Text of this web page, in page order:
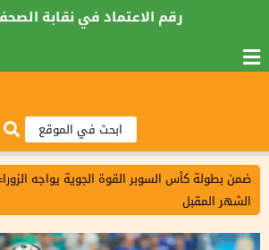
رقم الاعتماد في نقابة
ضمن بطولة كأس السوبر القوة الجوية يواجه
الشهر المقبل